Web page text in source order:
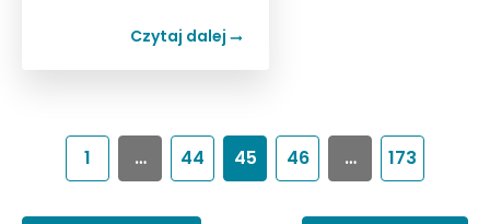
Czytaj dalej
1 … 44 45 46 … 173